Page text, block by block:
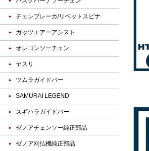
チェンブレーカ/リベットスピナ
ガッツエアーアシスト
オレゴンソーチェン
ヤスリ
ツムラガイドバー
SAMURAI LEGEND
スギハラガイドバー
ゼノアチェンソー純正部品
ゼノア刈払機純正部品